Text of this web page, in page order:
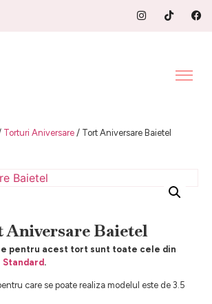
Torturi Aniversare / Tort Aniversare Baietel
Aniversare Baietel
pentru acest tort sunt toate cele din
.
care se poate realiza modelul este de 3.5